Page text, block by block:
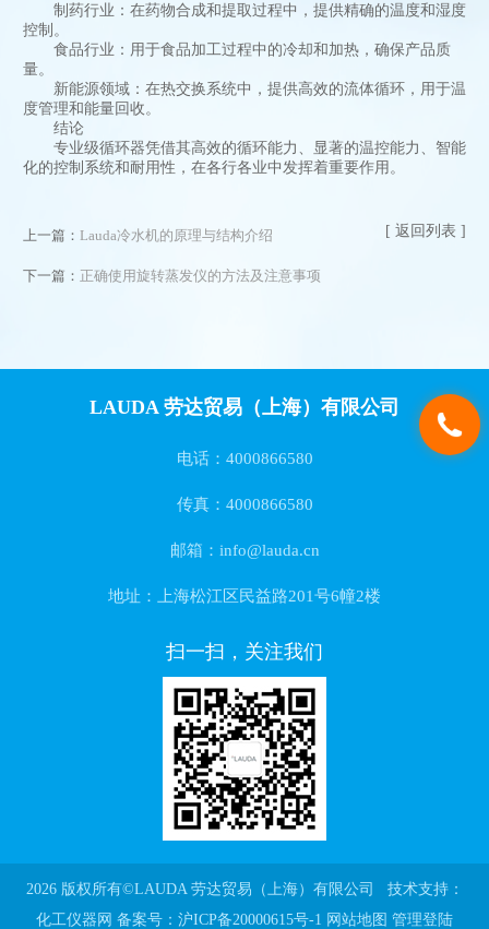
制药行业：在药物合成和提取过程中，提供精确的温度和湿度
控制。
食品行业：用于食品加工过程中的冷却和加热，确保产品质
量。
新能源领域：在热交换系统中，提供高效的流体循环，用于温
度管理和能量回收。
结论
专业级循环器凭借其高效的循环能力、显著的温控能力、智能
化的控制系统和耐用性，在各行各业中发挥着重要作用。
上一篇： Lauda冷水机的原理与结构介绍
下一篇： 正确使用旋转蒸发仪的方法及注意事项
[ 返回列表 ]
LAUDA 劳达贸易（上海）有限公司
电话：4000866580
传真：4000866580
邮箱：info@lauda.cn
地址：上海松江区民益路201号6幢2楼
扫一扫，关注我们
2026 版权所有©LAUDA 劳达贸易（上海）有限公司 技术支持：
化工仪器网 备案号：沪ICP备20000615号-1 网站地图 管理登陆